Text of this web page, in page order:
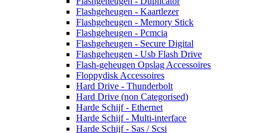
Flashgeheugen - Kaartlezer
Flashgeheugen - Memory Stick
Flashgeheugen - Pcmcia
Flashgeheugen - Secure Digital
Flashgeheugen - Usb Flash Drive
Flash-geheugen Opslag Accessoires
Floppydisk Accessoires
Hard Drive - Thunderbolt
Hard Drive (non Categorised)
Harde Schijf - Ethernet
Harde Schijf - Multi-interface
Harde Schijf - Sas / Scsi